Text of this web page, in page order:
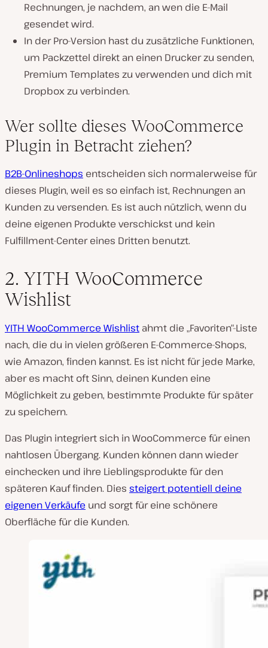
Rechnungen, je nachdem, an wen die E-Mail
gesendet wird.
In der Pro-Version hast du zusätzliche Funktionen,
um Packzettel direkt an einen Drucker zu senden,
Premium Templates zu verwenden und dich mit
Dropbox zu verbinden.
Wer sollte dieses WooCommerce
Plugin in Betracht ziehen?
B2B-Onlineshops entscheiden sich normalerweise für
dieses Plugin, weil es so einfach ist, Rechnungen an
Kunden zu versenden. Es ist auch nützlich, wenn du
deine eigenen Produkte verschickst und kein
Fulfillment-Center eines Dritten benutzt.
2. YITH WooCommerce
Wishlist
YITH WooCommerce Wishlist ahmt die „Favoriten“-Liste
nach, die du in vielen größeren E-Commerce-Shops,
wie Amazon, finden kannst. Es ist nicht für jede Marke,
aber es macht oft Sinn, deinen Kunden eine
Möglichkeit zu geben, bestimmte Produkte für später
zu speichern.
Das Plugin integriert sich in WooCommerce für einen
nahtlosen Übergang. Kunden können dann wieder
einchecken und ihre Lieblingsprodukte für den
späteren Kauf finden. Dies steigert potentiell deine
eigenen Verkäufe und sorgt für eine schönere
Oberfläche für die Kunden.